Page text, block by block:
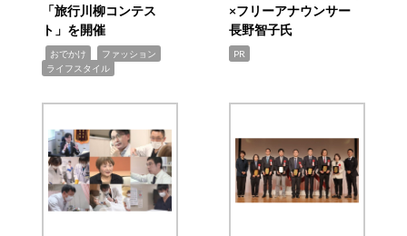
「旅行川柳コンテス
ト」を開催
おでかけ ファッション
ライフスタイル
×フリーアナウンサー
長野智子氏
PR